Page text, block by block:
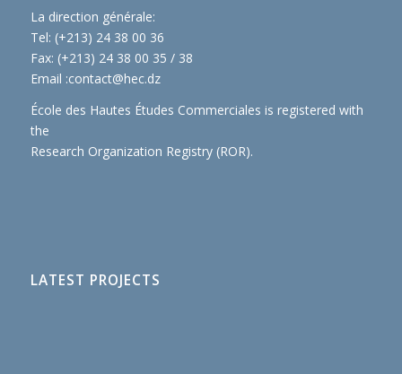
La direction générale:
Tel: (+213) 24 38 00 36
Fax: (+213) 24 38 00 35 / 38
Email :contact@hec.dz
École des Hautes Études Commerciales is registered with
the
Research Organization Registry (ROR).
LATEST PROJECTS